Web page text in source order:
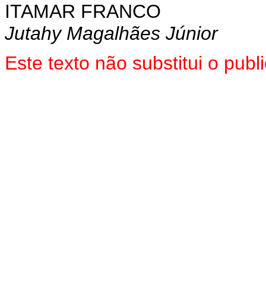
ITAMAR FRANCO
Jutahy Magalhães Júnior
Este texto não substitui o